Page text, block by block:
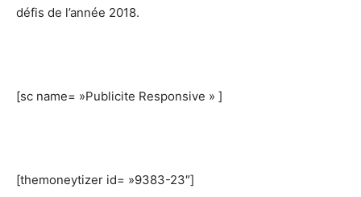
défis de l’année 2018.
[sc name= »Publicite Responsive » ]
[themoneytizer id= »9383-23″]